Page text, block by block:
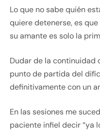
Lo que no sabe quién
quiere detenerse, es
su amante es solo la
Dudar de la continuidad
punto de partida del
definitivamente con un
En las sesiones me
paciente infiel decir “ya